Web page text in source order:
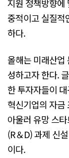
지원 정책방향에
중적이고 실질적
하다.
올해는 미래산업
성하고자 한다.
한 투자자들이
혁신기업의 자금
아울러 유망 스
(R＆D) 과제 신
이다.